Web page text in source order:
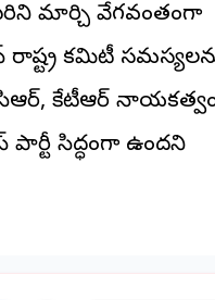
మార్చి వేగవంతంగా
రాష్ట్ర కమిటీ
కేసిఆర్, కేటీఆర్
సిద్ధంగా ఉందని